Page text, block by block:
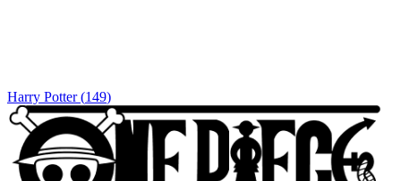
Harry Potter (149)